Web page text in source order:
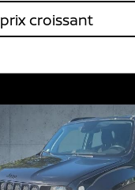
croissant